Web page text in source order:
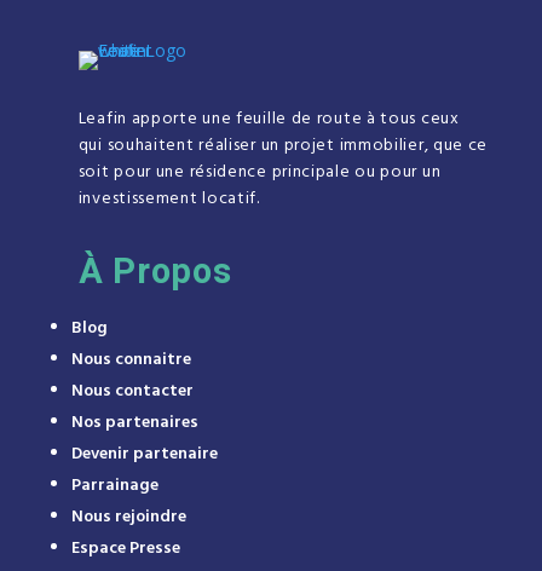
Leafin apporte une feuille de route à tous ceux
qui souhaitent réaliser un projet immobilier, que ce
soit pour une résidence principale ou pour un
investissement locatif.
À Propos
Blog
Nous connaitre
Nous contacter
Nos partenaires
Devenir partenaire
Parrainage
Nous rejoindre
Espace Presse